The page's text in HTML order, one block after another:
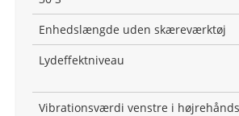
Enhedslængde uden skæreværktøj
Lydeffektniveau
Vibrationsværdi venstre i